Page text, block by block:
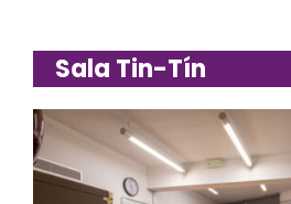
Sala Tin-Tín